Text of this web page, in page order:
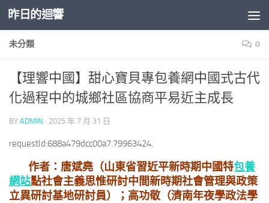
Skip to content
昨日的迴響
未分類 0
【理響中國】甜心寶貝專包養網中國式古代
化過程中的城鄉社區協商平易近主成長
BY ADMIN · 2025 年 7 月 31 日
requestId:688a479dcc00a7.79963424.
作者：唐斌堯（山東省習近平新時期中國特包養
網站點社會主義思惟研討中間新時期社會管理與政策
立異研討基地研討員）；高功敬（濟南年夜學政法學